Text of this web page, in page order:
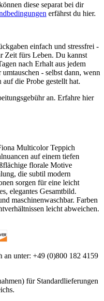
diese separat bei dir
erfährst du hier.
einfach und stressfrei -
Zeit fürs Leben. Du kannst
nach Erhalt aus jedem
- selbst dann, wenn
die Probe gestellt hat.
an. Erfahre hier
Multicolor Teppich
auf einem tiefen
florale Motive
die subtil modern
sorgen für eine leicht
elegantes Gesamtbild.
maschinenwaschbar. Farben
leicht abweichen.
an unter: +49 (0)800 182 4159
für Standardlieferungen